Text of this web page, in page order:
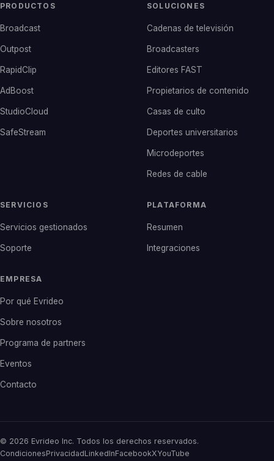
PRODUCTOS
Broadcast
Outpost
RapidClip
AdBoost
StudioCloud
SafeStream
SOLUCIONES
Cadenas de televisión
Broadcasters
Editores FAST
Propietarios de contenido
Casas de culto
Deportes universitarios
Microdeportes
Redes de cable
SERVICIOS
Servicios gestionados
Soporte
PLATAFORMA
Resumen
Integraciones
EMPRESA
Por qué Evrideo
Sobre nosotros
Programa de partners
Eventos
Contacto
© 2026 Evrideo Inc. Todos los derechos reservados.
CondicionesPrivacidadLinkedInFacebookXYouTube